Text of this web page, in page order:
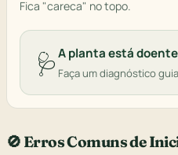
Fica "careca" no topo.
🩺A planta está
Faça um diagnóstico
🚫 Erros Comuns de